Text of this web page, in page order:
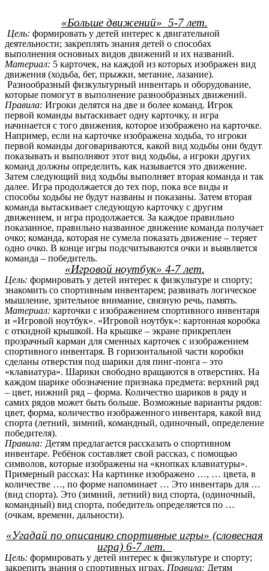
«Больше движений» 5-7 лет.
Цель: формировать у детей интерес к двигательной
деятельности; закреплять знания детей о способах
выполнения основных видов движений и их названий.
Материал: 5 карточек, на каждой из которых изображен вид
движения (ходьба, бег, прыжки, метание, лазание).
Разнообразный физкультурный инвентарь и оборудование,
которые помогут в выполнение разнообразных движений.
Правила: Игроки делятся на две и более команд. Игрок
первой команды вытаскивает одну карточку, и игра
начинается с того движения, которое изображено на карточке.
Например, если на карточке изображена ходьба, то игроки
первой команды договариваются, какой вид ходьбы они будут
показывать и выполняют этот вид ходьбы, а игроки других
команд должны определить, как называется это движение.
Затем следующий вид ходьбы выполняет вторая команда и так
далее. Игра продолжается до тех пор, пока все виды и
способы ходьбы не будут названы и показаны. Затем вторая
команда вытаскивает следующую карточку с другим
движением, и игра продолжается. За каждое правильно
показанное, правильно названное движение команда получает
очко; команда, которая не сумела показать движение – теряет
одно очко. В конце игры подсчитываются очки и выявляется
команда – победитель.
«Игровой ноутбук» 4-7 лет.
Цель: формировать у детей интерес к физкультуре и спорту;
знакомить со спортивным инвентарем; развивать логическое
мышление, зрительное внимание, связную речь, память.
Материал: карточки с изображением спортивного инвентаря
и «Игровой ноутбук». «Игровой ноутбук»: картонная коробка
с откидной крышкой. На крышке – экране прикреплен
прозрачный карман для сменных карточек с изображением
спортивного инвентаря. В горизонтальной части коробки
сделаны отверстия под шарики для пинг-понга – это
«клавиатура». Шарики свободно вращаются в отверстиях. На
каждом шарике обозначение признака предмета: верхний ряд
– цвет, нижний ряд – форма. Количество шариков в ряду и
самих рядов может быть больше. Возможные варианты рядов:
цвет, форма, количество изображенного инвентаря, какой вид
спорта (летний, зимний, командный, одиночный, определение
победителя).
Правила: Детям предлагается рассказать о спортивном
инвентаре. Ребёнок составляет свой рассказ, с помощью
символов, которые изображены на «кнопках клавиатуры».
Примерный рассказ: На картинке изображено …, … цвета, в
количестве …, по форме напоминает … Это инвентарь для …
(вид спорта). Это (зимний, летний) вид спорта, (одиночный,
командный) вид спорта, победитель определяется по …
(очкам, времени, дальности).
«Угадай по описанию спортивные игры» (словесная
игра) 6-7 лет.
Цель: формировать у детей интерес к физкультуре и спорту;
закрепить знания о спортивных играх. Правила: Детям